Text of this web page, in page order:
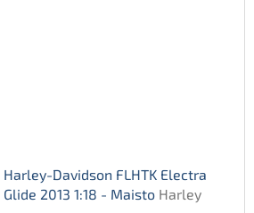
Harley-Davidson FLHTK Electra
Glide 2013 1:18 - Maisto Harley